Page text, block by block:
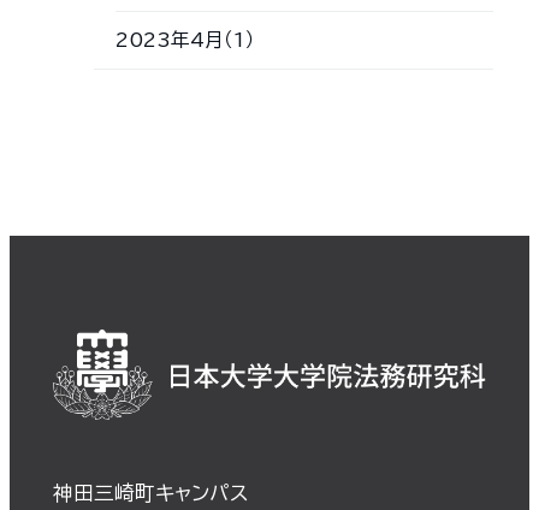
2023年4月（1）
神田三崎町キャンパス